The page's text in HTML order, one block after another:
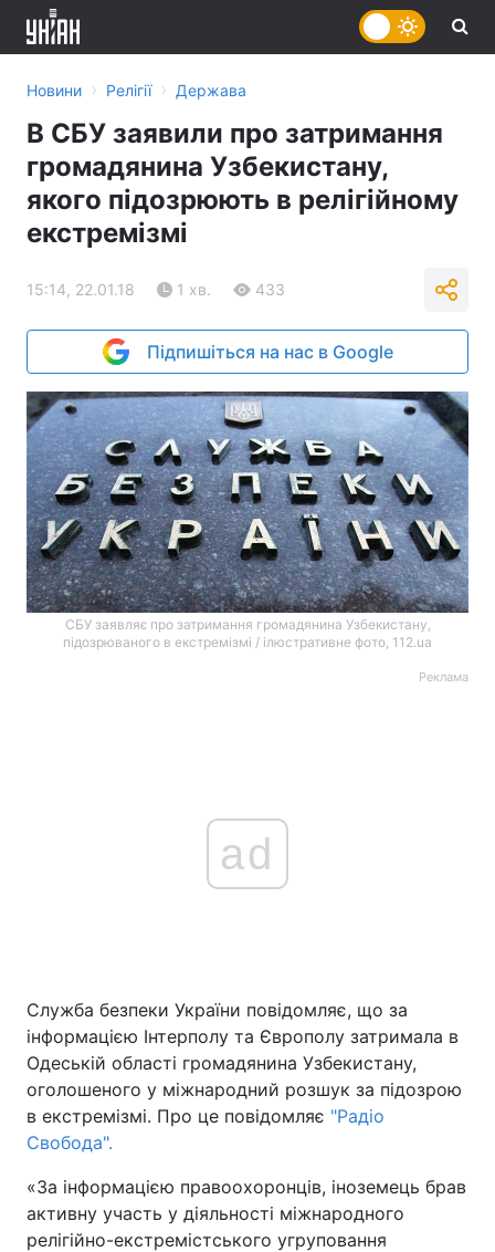
Головна Війна
Україна
Економіка Світ
Спорт
Новини › Релігії › Держава
В СБУ заявили про затримання
громадянина Узбекистану,
якого підозрюють в релігійному
екстремізмі
15:14, 22.01.18 1 хв. 433
Підпишіться на нас в Google
СБУ заявляє про затримання громадянина Узбекистану,
підозрюваного в екстремізмі / ілюстративне фото, 112.ua
Реклама
ad
Служба безпеки України повідомляє, що за
інформацією Інтерполу та Європолу затримала в
Одеській області громадянина Узбекистану,
оголошеного у міжнародний розшук за підозрою
в екстремізмі. Про це повідомляє "Радіо
Свобода".
«За інформацією правоохоронців, іноземець брав
активну участь у діяльності міжнародного
релігійно-екстремістського угруповання